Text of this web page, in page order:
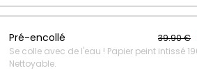
Pré-encollé 39.90 €
Se colle avec de l'eau ! Papier peint intissé
Nettoyable.